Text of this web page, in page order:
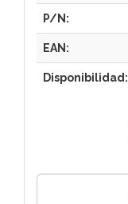
P/N:
EAN:
Disponibilidad: